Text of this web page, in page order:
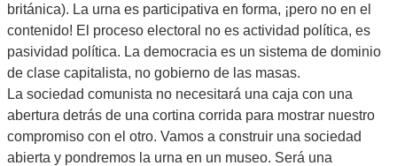
británica). La urna es participativa en forma, ¡pero no en el
contenido! El proceso electoral no es actividad política, es
pasividad política. La democracia es un sistema de dominio
de clase capitalista, no gobierno de las masas.
La sociedad comunista no necesitará una caja con una
abertura detrás de una cortina corrida para mostrar nuestro
compromiso con el otro. Vamos a construir una sociedad
abierta y pondremos la urna en un museo. Será una